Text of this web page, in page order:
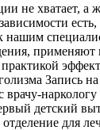
не хватает, а
нашим
применяют
Запись
врачу-
детский
для